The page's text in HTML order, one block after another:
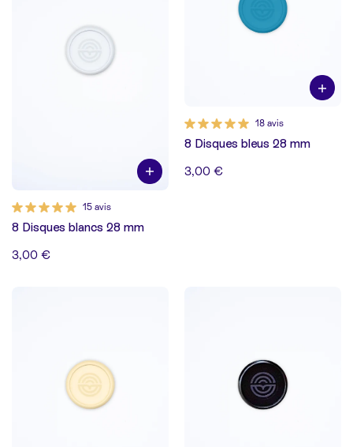
15 avis
8 Disques blancs 28 mm
3,00 €
18 avis
8 Disques bleus 28 mm
3,00 €